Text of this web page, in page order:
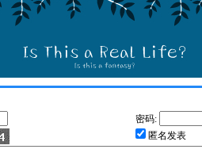
密码:
匿名发表